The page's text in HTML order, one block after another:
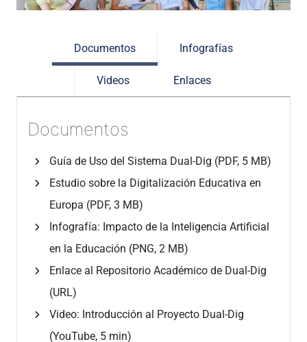
Documentos Infografías
Videos Enlaces
Documentos
Guía de Uso del Sistema Dual-Dig (PDF, 5 MB)
Estudio sobre la Digitalización Educativa en
Europa (PDF, 3 MB)
Infografía: Impacto de la Inteligencia Artificial
en la Educación (PNG, 2 MB)
Enlace al Repositorio Académico de Dual-Dig
(URL)
Video: Introducción al Proyecto Dual-Dig
(YouTube, 5 min)